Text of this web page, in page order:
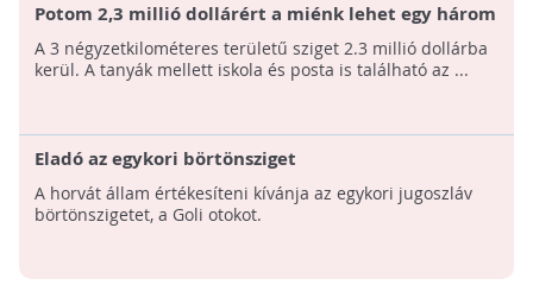
Potom 2,3 millió dollárért a miénk lehet egy három
négyzetkilométeres skóciai sziget postával és
iskolával együtt
A 3 négyzetkilométeres területű sziget 2.3 millió dollárba
kerül. A tanyák mellett iskola és posta is található az ...
Eladó az egykori börtönsziget
A horvát állam értékesíteni kívánja az egykori jugoszláv
börtönszigetet, a Goli otokot.